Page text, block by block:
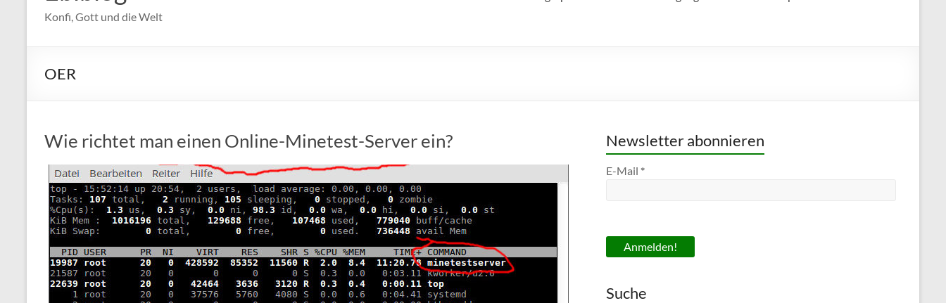
Konfi, Gott und die Welt
OER
Wie richtet man einen Online-Minetest-Server ein? Newsletter abonnieren
E-Mail *
Suche